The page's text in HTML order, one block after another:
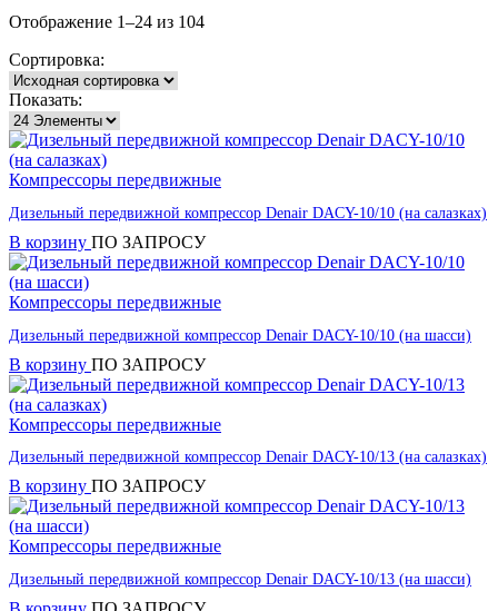
Отображение 1–24 из 104
Сортировка:
Показать:
Компрессоры передвижные
Дизельный передвижной компрессор Denair DACY-10/10 (на салазках)
В корзину ПО ЗАПРОСУ
Компрессоры передвижные
Дизельный передвижной компрессор Denair DACY-10/10 (на шасси)
В корзину ПО ЗАПРОСУ
Компрессоры передвижные
Дизельный передвижной компрессор Denair DACY-10/13 (на салазках)
В корзину ПО ЗАПРОСУ
Компрессоры передвижные
Дизельный передвижной компрессор Denair DACY-10/13 (на шасси)